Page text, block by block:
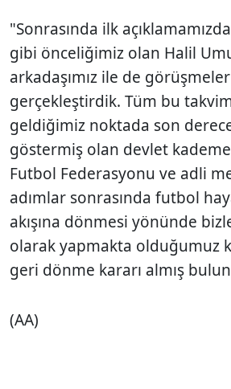
"Sonrasında ilk
gibi önceliğimiz olan Halil
arkadaşımız ile de
gerçekleştirdik. Tüm bu
geldiğimiz noktada son
göstermiş olan devlet
Futbol Federasyonu ve adli
adımlar sonrasında futbol
akışına dönmesi yönünde
olarak yapmakta olduğumuz
geri dönme kararı almış
(AA)